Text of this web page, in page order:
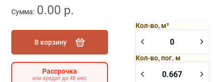
Сумма: 0.00 р.
В корзину
Кол-во, м²
Кол-во, пог. м
Рассрочка
или кредит до 48 мес